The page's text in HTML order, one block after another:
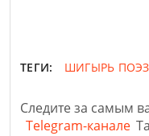
ТЕГИ: ШИГЫРЬ
Следите за самым
Telegram-канале